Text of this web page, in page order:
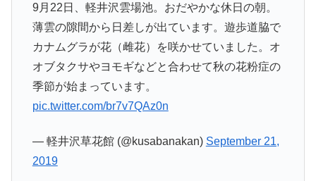
9月22日、軽井沢雲場池。おだやかな休日の朝。
薄雲の隙間から日差しが出ています。遊歩道脇で
カナムグラが花（雌花）を咲かせていました。オ
オブタクサやヨモギなどと合わせて秋の花粉症の
季節が始まっています。
pic.twitter.com/br7v7QAz0n
— 軽井沢草花館 (@kusabanakan) September 21,
2019